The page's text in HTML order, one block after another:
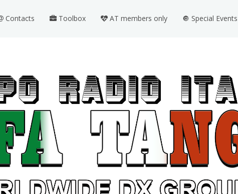
Contacts Toolbox AT members only 🔘 Special Events